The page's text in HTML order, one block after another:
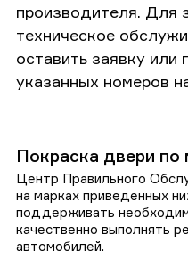
производителя. Для
техническое
оставить заявку или
указанных номеров
Покраска двери по
Центр Правильного
на марках приведенных
поддерживать
качественно выполнять
автомобилей.